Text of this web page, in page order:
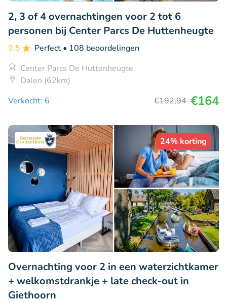
2, 3 of 4 overnachtingen voor 2 tot 6
personen bij Center Parcs De Huttenheugte
9.5 Perfect • 108 beoordelingen
Center Parcs De Huttenheugte
Dalen (62km)
Verkocht: 6
€192,94 €164
24% korting
Overnachting voor 2 in een waterzichtkamer
+ welkomstdrankje + late check-out in
Giethoorn